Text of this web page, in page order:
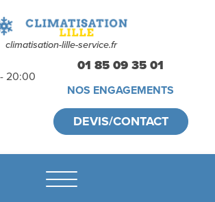
climatisation-lille-service.fr
20:00
01 85 09 35 01
NOS ENGAGEMENTS
DEVIS/CONTACT
sans
nous :